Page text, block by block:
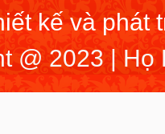
kế và phát
@ 2023 | Họ